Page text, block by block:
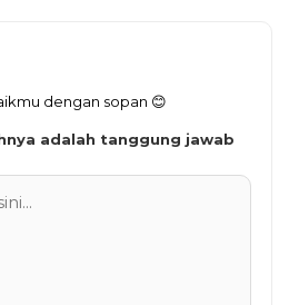
dengan sopan 😊
adalah tanggung jawab